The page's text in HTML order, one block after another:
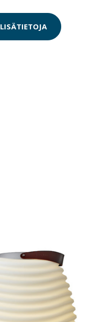
LISÄTIETOJA